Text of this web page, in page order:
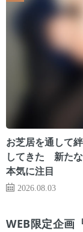
お芝居を通して
してきた 新たな
本気に注目
2026.08.03
WEB限定企